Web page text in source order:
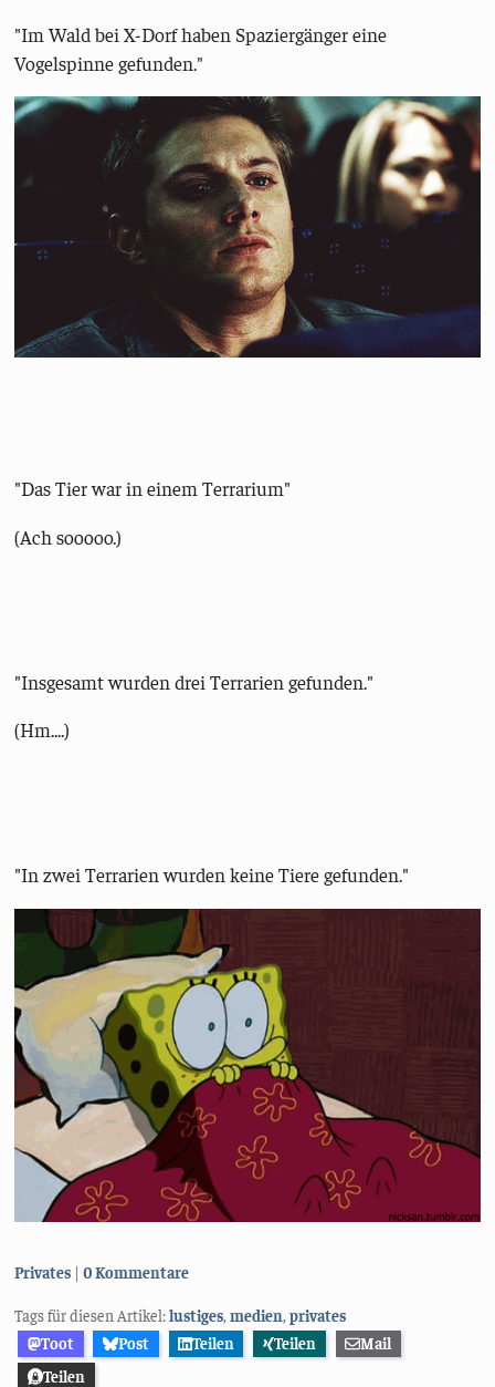
"Im Wald bei X-Dorf haben Spaziergänger eine
Vogelspinne gefunden."
"Das Tier war in einem Terrarium"
(Ach sooooo.)
"Insgesamt wurden drei Terrarien gefunden."
(Hm....)
"In zwei Terrarien wurden keine Tiere gefunden."
Kategorien:
Privates 0 Kommentare
Tags für diesen Artikel:lustiges,medien,privates
Toot
Post Teilen Teilen
Mail
Teilen